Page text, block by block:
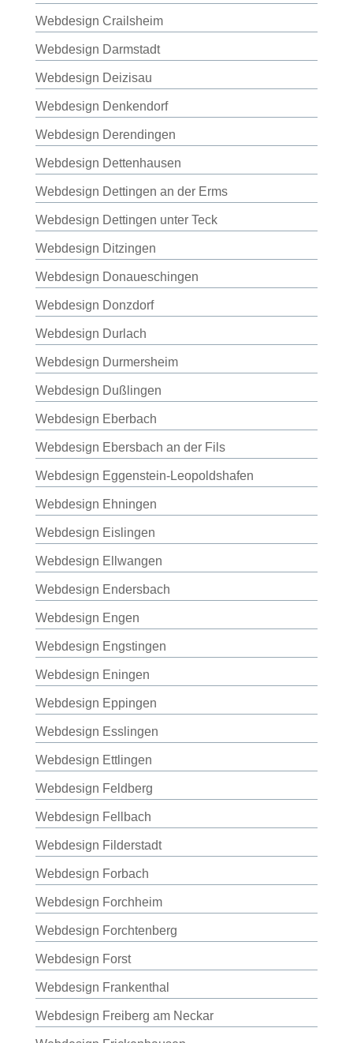
Webdesign Crailsheim
Webdesign Darmstadt
Webdesign Deizisau
Webdesign Denkendorf
Webdesign Derendingen
Webdesign Dettenhausen
Webdesign Dettingen an der Erms
Webdesign Dettingen unter Teck
Webdesign Ditzingen
Webdesign Donaueschingen
Webdesign Donzdorf
Webdesign Durlach
Webdesign Durmersheim
Webdesign Dußlingen
Webdesign Eberbach
Webdesign Ebersbach an der Fils
Webdesign Eggenstein-Leopoldshafen
Webdesign Ehningen
Webdesign Eislingen
Webdesign Ellwangen
Webdesign Endersbach
Webdesign Engen
Webdesign Engstingen
Webdesign Eningen
Webdesign Eppingen
Webdesign Esslingen
Webdesign Ettlingen
Webdesign Feldberg
Webdesign Fellbach
Webdesign Filderstadt
Webdesign Forbach
Webdesign Forchheim
Webdesign Forchtenberg
Webdesign Forst
Webdesign Frankenthal
Webdesign Freiberg am Neckar